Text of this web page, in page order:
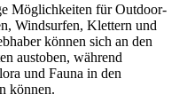
Möglichkeiten für Outdoor-
Windsurfen, Klettern und
können sich an den
austoben, während
und Fauna in den
können.